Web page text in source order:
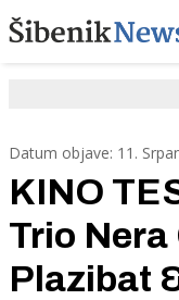
Datum objave: 11.
KINO
Trio
Plazibat